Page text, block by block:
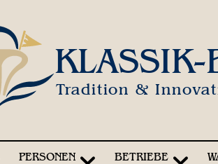
Tradition &
PERSONEN BETRIEBE